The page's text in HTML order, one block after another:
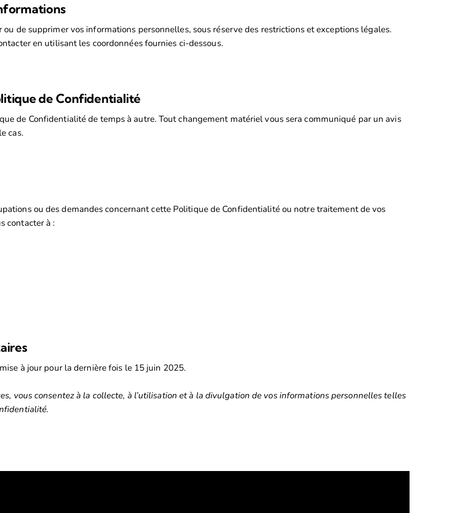
ou de supprimer vos informations personnelles, sous réserve des restrictions et exceptions légales.
en utilisant les coordonnées fournies ci-dessous.
de Confidentialité
de Confidentialité de temps à autre. Tout changement matériel vous sera communiqué par un avis
cas.
ou des demandes concernant cette Politique de Confidentialité ou notre traitement de vos
contacter à :
à jour pour la dernière fois le 15 juin 2025.
vous consentez à la collecte, à l’utilisation et à la divulgation de vos informations personnelles telles